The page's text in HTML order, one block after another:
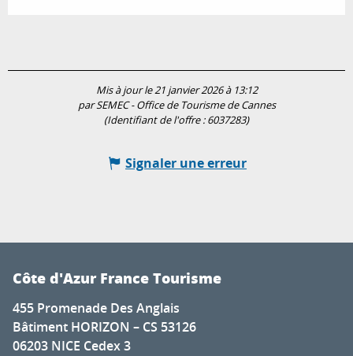
Mis à jour le 21 janvier 2026 à 13:12
par SEMEC - Office de Tourisme de Cannes
(Identifiant de l'offre :6037283)
Signaler une erreur
Côte d'Azur France Tourisme
455 Promenade Des Anglais
Bâtiment HORIZON – CS 53126
06203 NICE Cedex 3